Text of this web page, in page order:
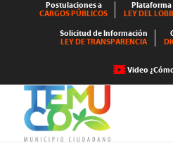
Postulaciones a
CARGOS PÚBLICOS
Plataforma
LEY DEL
Solicitud de Información
LEY DE TRANSPARENCIA
Video